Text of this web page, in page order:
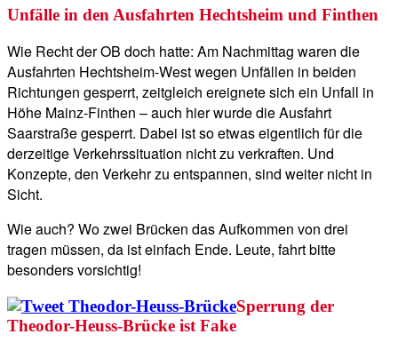
Unfälle in den Ausfahrten Hechtsheim und Finthen
Wie Recht der OB doch hatte: Am Nachmittag waren die
Ausfahrten Hechtsheim-West wegen Unfällen in beiden
Richtungen gesperrt, zeitgleich ereignete sich ein Unfall in
Höhe Mainz-Finthen – auch hier wurde die Ausfahrt
Saarstraße gesperrt. Dabei ist so etwas eigentlich für die
derzeitige Verkehrssituation nicht zu verkraften. Und
Konzepte, den Verkehr zu entspannen, sind weiter nicht in
Sicht.
Wie auch? Wo zwei Brücken das Aufkommen von drei
tragen müssen, da ist einfach Ende. Leute, fahrt bitte
besonders vorsichtig!
Sperrung der
Theodor-Heuss-Brücke ist Fake